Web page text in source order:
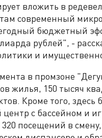
вложить в
современный
бюджетный
рублей", -
и
в промзоне
жилья, 150 тысяч
Кроме того, здесь
с бассейном и
посещений в